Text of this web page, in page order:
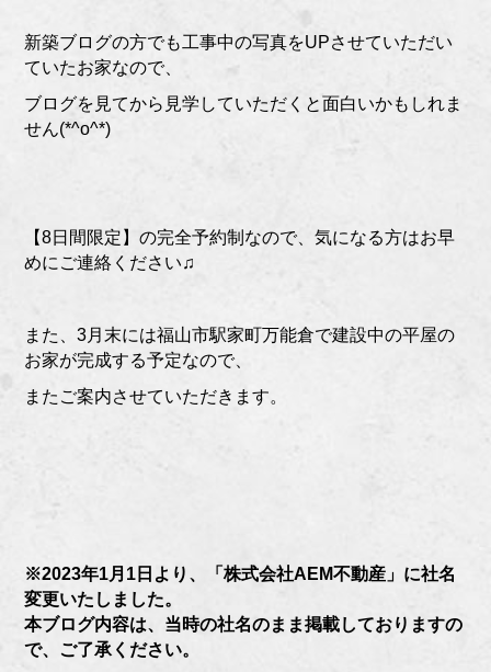
新築ブログの方でも工事中の写真をUPさせていただい
ていたお家なので、
ブログを見てから見学していただくと面白いかもしれま
せん(*^o^*)
【8日間限定】の完全予約制なので、気になる方はお早
めにご連絡ください♫
また、3月末には福山市駅家町万能倉で建設中の平屋の
お家が完成する予定なので、
またご案内させていただきます。
※2023年1月1日より、「株式会社AEM不動産」に社名
変更いたしました。
本ブログ内容は、当時の社名のまま掲載しておりますの
で、ご了承ください。